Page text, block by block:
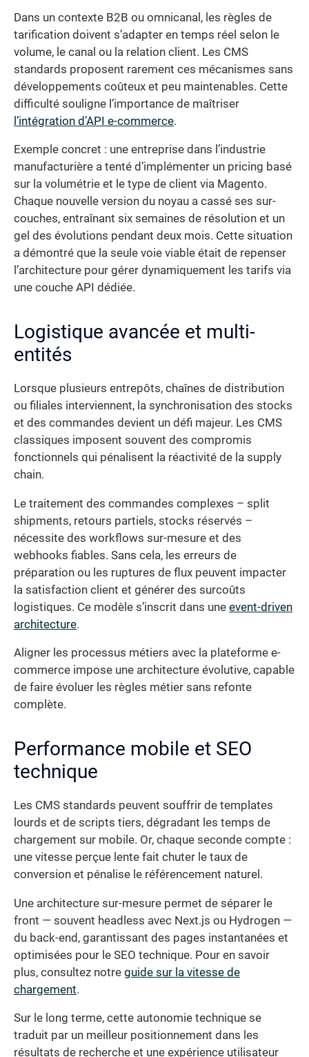
Dans un contexte B2B ou omnicanal, les règles de
tarification doivent s’adapter en temps réel selon le
volume, le canal ou la relation client. Les CMS
standards proposent rarement ces mécanismes sans
développements coûteux et peu maintenables. Cette
difficulté souligne l’importance de maîtriser
l’intégration d’API e-commerce.
Exemple concret : une entreprise dans l’industrie
manufacturière a tenté d’implémenter un pricing basé
sur la volumétrie et le type de client via Magento.
Chaque nouvelle version du noyau a cassé ses sur-
couches, entraînant six semaines de résolution et un
gel des évolutions pendant deux mois. Cette situation
a démontré que la seule voie viable était de repenser
l’architecture pour gérer dynamiquement les tarifs via
une couche API dédiée.
Logistique avancée et multi-
entités
Lorsque plusieurs entrepôts, chaînes de distribution
ou filiales interviennent, la synchronisation des stocks
et des commandes devient un défi majeur. Les CMS
classiques imposent souvent des compromis
fonctionnels qui pénalisent la réactivité de la supply
chain.
Le traitement des commandes complexes – split
shipments, retours partiels, stocks réservés –
nécessite des workflows sur-mesure et des
webhooks fiables. Sans cela, les erreurs de
préparation ou les ruptures de flux peuvent impacter
la satisfaction client et générer des surcoûts
logistiques. Ce modèle s’inscrit dans une event-driven
architecture.
Aligner les processus métiers avec la plateforme e-
commerce impose une architecture évolutive, capable
de faire évoluer les règles métier sans refonte
complète.
Performance mobile et SEO
technique
Les CMS standards peuvent souffrir de templates
lourds et de scripts tiers, dégradant les temps de
chargement sur mobile. Or, chaque seconde compte :
une vitesse perçue lente fait chuter le taux de
conversion et pénalise le référencement naturel.
Une architecture sur-mesure permet de séparer le
front — souvent headless avec Next.js ou Hydrogen —
du back-end, garantissant des pages instantanées et
optimisées pour le SEO technique. Pour en savoir
plus, consultez notre guide sur la vitesse de
chargement.
Sur le long terme, cette autonomie technique se
traduit par un meilleur positionnement dans les
résultats de recherche et une expérience utilisateur